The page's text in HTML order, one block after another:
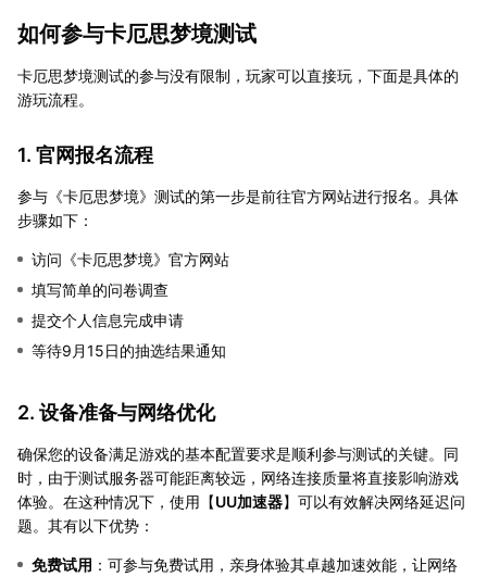
如何参与卡厄思梦境测试
卡厄思梦境测试的参与没有限制，玩家可以直接玩，下面是具体的
游玩流程。
1. 官网报名流程
参与《卡厄思梦境》测试的第一步是前往官方网站进行报名。具体
步骤如下：
访问《卡厄思梦境》官方网站
填写简单的问卷调查
提交个人信息完成申请
等待9月15日的抽选结果通知
2. 设备准备与网络优化
确保您的设备满足游戏的基本配置要求是顺利参与测试的关键。同
时，由于测试服务器可能距离较远，网络连接质量将直接影响游戏
体验。在这种情况下，使用【UU加速器】可以有效解决网络延迟问
题。其有以下优势：
免费试用 ：可参与免费试用，亲身体验其卓越加速效能，让网络